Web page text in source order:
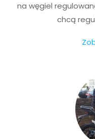
na węgiel
chcą